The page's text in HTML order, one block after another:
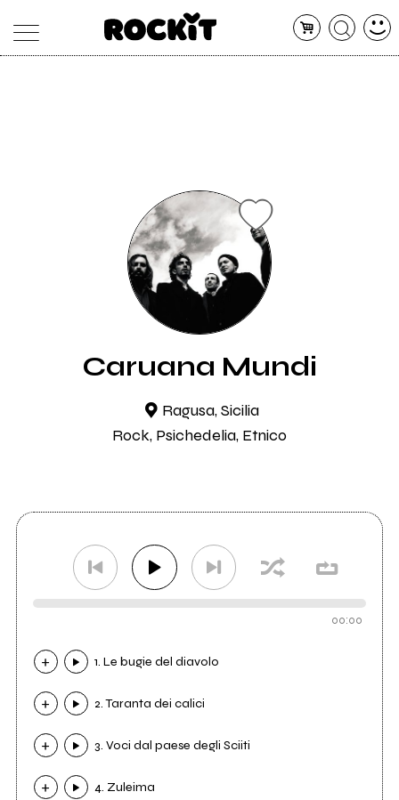
Caruana Mundi
Ragusa, Sicilia
Rock, Psichedelia, Etnico
00:00
1. Le bugie del diavolo
2. Taranta dei calici
3. Voci dal paese degli Sciiti
4. Zuleima